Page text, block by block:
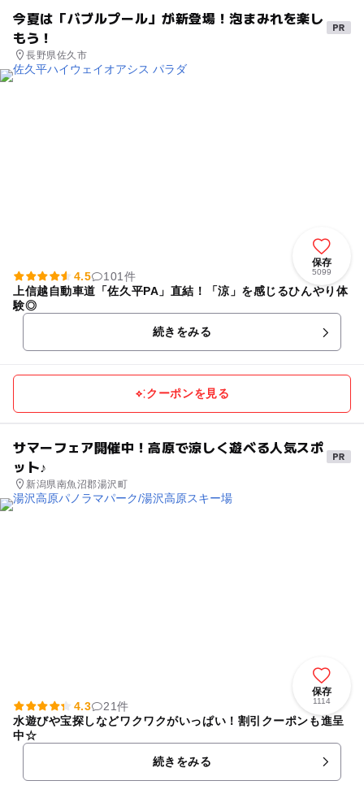
今夏は「バブルプール」が新登場！泡まみれを楽し
もう！
長野県佐久市
保存
5099
4.5
101件
上信越自動車道「佐久平PA」直結！「涼」を感じるひんやり体
験◎
続きをみる
クーポンを見る
サマーフェア開催中！高原で涼しく遊べる人気スポ
ット♪
新潟県南魚沼郡湯沢町
保存
1114
4.3
21件
水遊びや宝探しなどワクワクがいっぱい！割引クーポンも進呈
中☆
続きをみる